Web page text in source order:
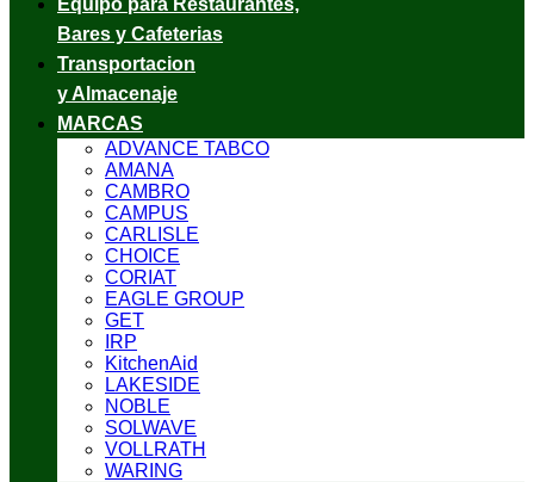
Equipo para Restaurantes,
Bares y Cafeterias
Transportacion
y Almacenaje
MARCAS
ADVANCE TABCO
AMANA
CAMBRO
CAMPUS
CARLISLE
CHOICE
CORIAT
EAGLE GROUP
GET
IRP
KitchenAid
LAKESIDE
NOBLE
SOLWAVE
VOLLRATH
WARING